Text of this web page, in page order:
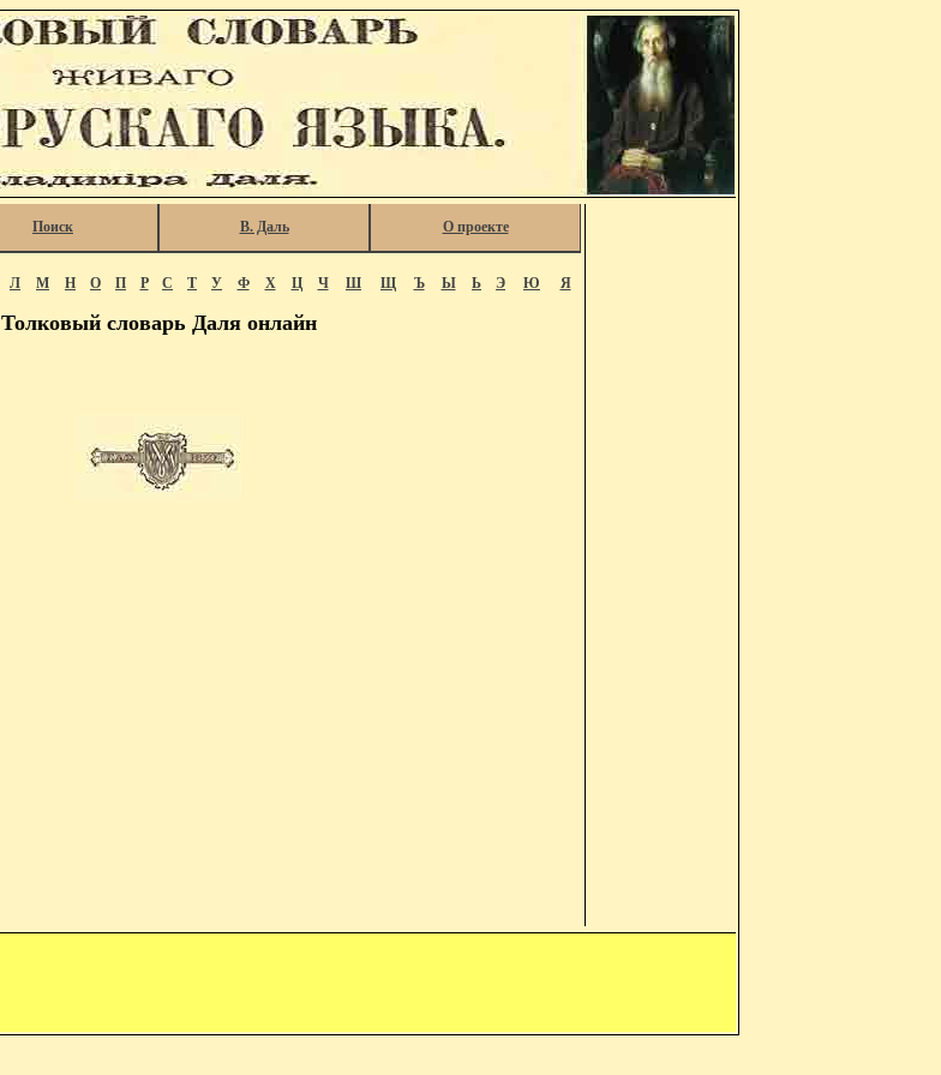
Поиск В. Даль О проекте
Л М Н О П Р С Т У Ф Х Ц Ч Ш Щ Ъ Ы Ь Э Ю Я
Толковый словарь Даля онлайн